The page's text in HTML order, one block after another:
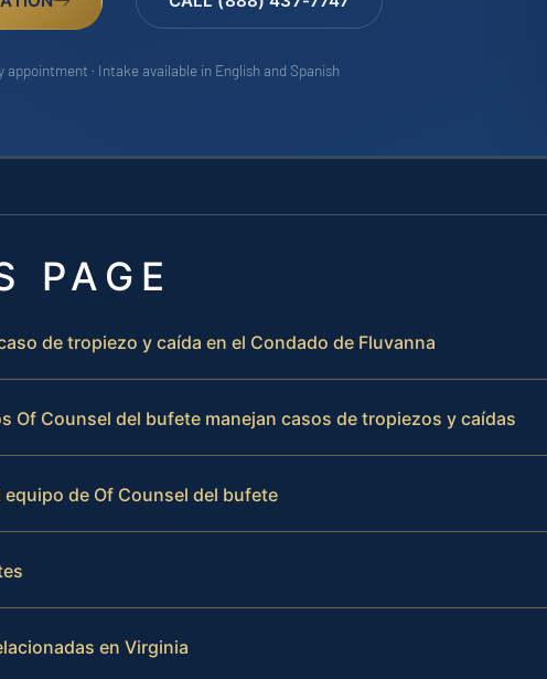
· Intake available in English and Spanish
PAGE
de tropiezo y caída en el Condado de Fluvanna
Of Counsel del bufete manejan casos de tropiezos y caídas
equipo de Of Counsel del bufete
en Virginia